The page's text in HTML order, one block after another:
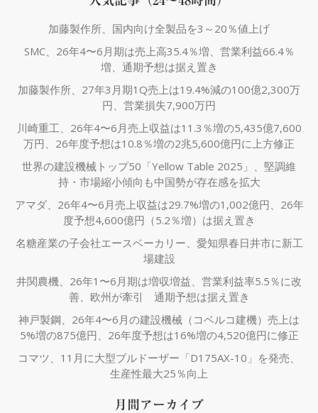
加藤製作所、国内向け全製品を3～20％値上げ
SMC、26年4〜6月期は売上高35.4％増、営業利益66.4％
増、通期予想は据え置き
加藤製作所、27年3月期1Q売上は19.4%減の100億2,300万
円、営業損失7,900万円
川崎重工、26年4〜6月売上収益は11.3％増の5,435億7,600
万円、26年度予想は10.8％増の2兆5,600億円に上方修正
世界の建設機械トップ50「Yellow Table 2025」、堅調維
持・市場縮小傾向も中国勢が存在感を拡大
アマダ、26年4〜6月売上収益は29.7%増の1,002億円、26年
度予想4,600億円（5.2％増）は据え置き
名糖産業の子会社エースベーカリー、愛知県春日井市に新工
場建設
井関農機、26年1〜6月期は増収増益、営業利益率5.5％に改
善、欧州が牽引 通期予想は据え置き
神戸製鋼、26年4〜6月の建設機械（コベルコ建機）売上は
5%増の875億円、26年度予想は16%増の4,520億円に修正
コマツ、11月に大型ブルドーザー「D175AX-10」を発売、
生産性最大25％向上
月間アーカイブ